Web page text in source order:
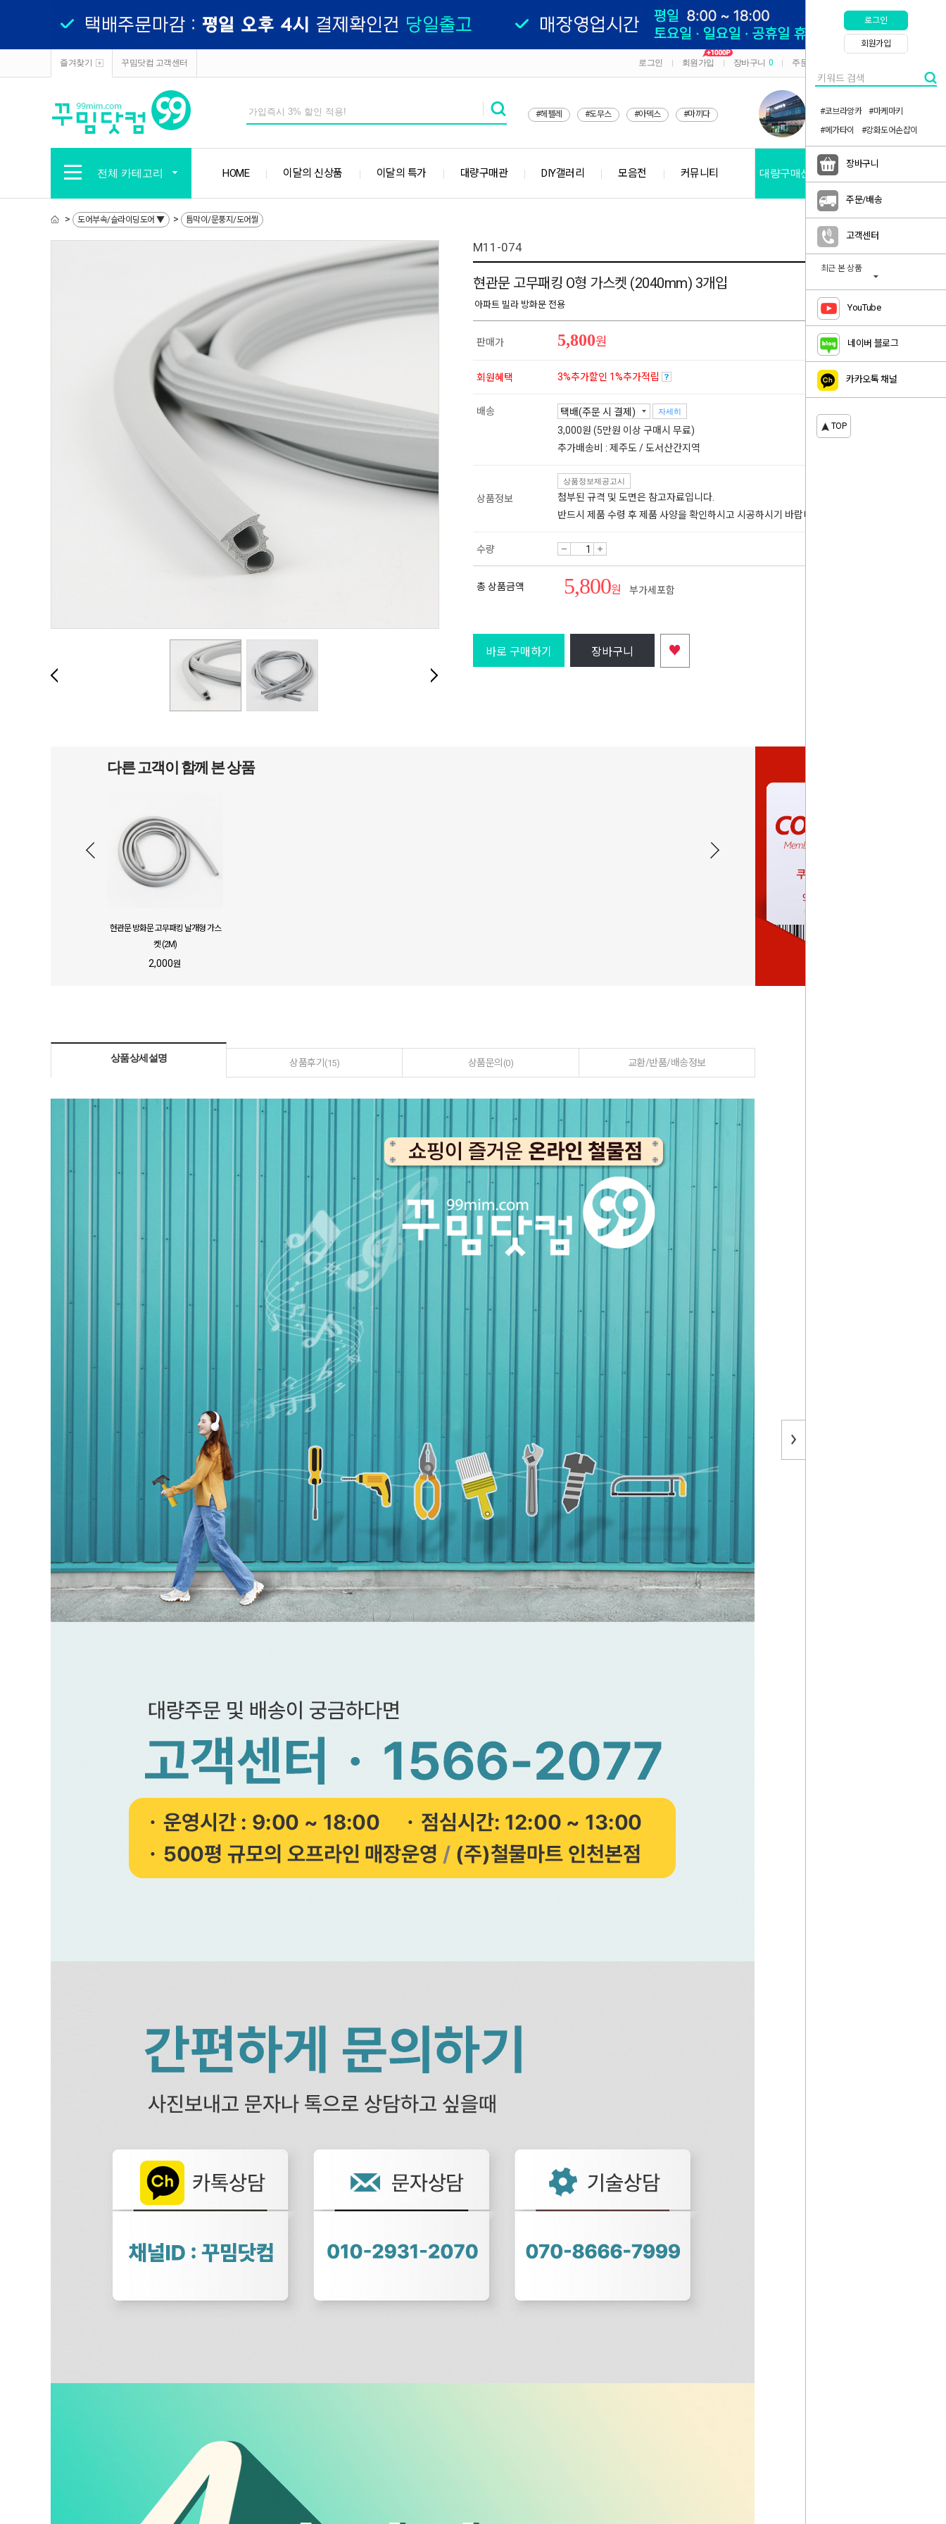
즐겨찾기 꾸밈닷컴 고객센터 로그인 회원가입 장바구니 0 주문/배송
#헤펠레 #도무스 #아덱스 #마끼다
전체 카테고리 HOME 이달의 신상품 이달의 특가 대량구매관 DIY갤러리 모음전 커뮤니티 대량구매신청
로그인
회원가입
#코브라앙카
#마케마키
#메가타이
#강화도어손잡이
장바구니
주문/배송
고객센터
최근 본 상품
YouTube
네이버 블로그
카카오톡 채널
TOP
> 도어부속/슬라이딩도어 ▼ > 틈막이/문풍지/도어씰
M11-074
현관문 고무패킹 O형 가스켓 (2040mm) 3개입
아파트 빌라 방화문 전용
판매가 5,800원
회원혜택 3%추가할인 1%추가적립
배송 자세히
3,000원 (5만원 이상 구매시 무료)
추가배송비 : 제주도 / 도서산간지역
상품정보
상품정보제공고시
첨부된 규격 및 도면은 참고자료입니다.
반드시 제품 수령 후 제품 사양을 확인하시고 시공하시기 바랍니다.
수량
총 상품금액 5,800원 부가세포함
바로 구매하기 장바구니 ♥
다른 고객이 함께 본 상품
현관문 방화문 고무패킹 날개형 가스
켓 (2M)
2,000원
현관문 방화문 고무패킹 날개형 가스
켓 (2M)
상품상세설명 상품후기 (15) 상품문의 (0) 교환/반품/배송정보